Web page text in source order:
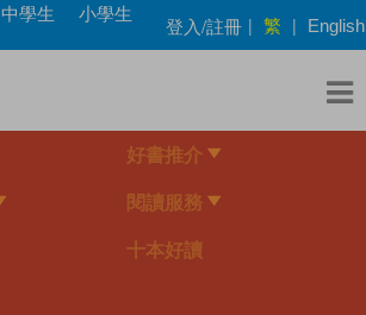
中學生
小學生
登入/註冊 | 繁 | English
好書推介
閱讀服務
十本好讀